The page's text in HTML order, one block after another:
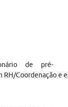
de pré-
Coordenação e